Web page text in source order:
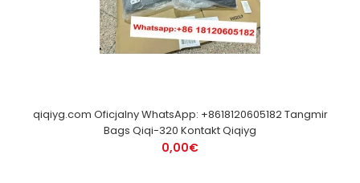
qiqiyg.com Oficjalny WhatsApp: +8618120605182 Tangmir
Bags Qiqi-320 Kontakt Qiqiyg
0,00€